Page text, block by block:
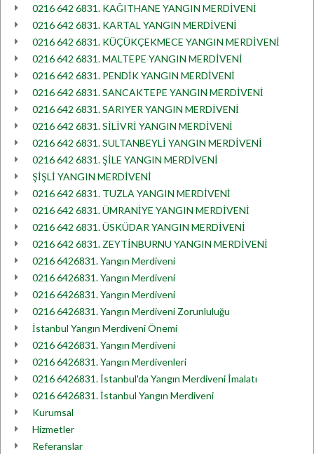
0216 642 6831. KAĞITHANE YANGIN MERDİVENİ
0216 642 6831. KARTAL YANGIN MERDİVENİ
0216 642 6831. KÜÇÜKÇEKMECE YANGIN MERDİVENİ
0216 642 6831. MALTEPE YANGIN MERDİVENİ
0216 642 6831. PENDİK YANGIN MERDİVENİ
0216 642 6831. SANCAKTEPE YANGIN MERDİVENİ
0216 642 6831. SARIYER YANGIN MERDİVENİ
0216 642 6831. SİLİVRİ YANGIN MERDİVENİ
0216 642 6831. SULTANBEYLİ YANGIN MERDİVENİ
0216 642 6831. ŞİLE YANGIN MERDİVENİ
ŞİŞLİ YANGIN MERDİVENİ
0216 642 6831. TUZLA YANGIN MERDİVENİ
0216 642 6831. ÜMRANİYE YANGIN MERDİVENİ
0216 642 6831. ÜSKÜDAR YANGIN MERDİVENİ
0216 642 6831. ZEYTİNBURNU YANGIN MERDİVENİ
0216 6426831. Yangın Merdiveni
0216 6426831. Yangın Merdiveni
0216 6426831. Yangın Merdiveni
0216 6426831. Yangın Merdiveni Zorunluluğu
İstanbul Yangın Merdiveni Önemi
0216 6426831. Yangın Merdiveni
0216 6426831. Yangın Merdivenleri
0216 6426831. İstanbul'da Yangın Merdiveni İmalatı
0216 6426831. İstanbul Yangın Merdiveni
Kurumsal
Hizmetler
Referanslar